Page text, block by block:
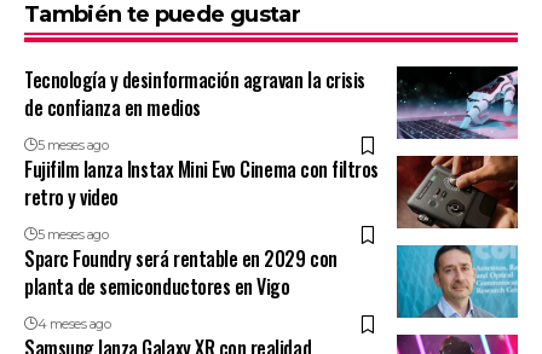
También te puede gustar
Tecnología y desinformación agravan la crisis
de confianza en medios
5 meses ago
Fujifilm lanza Instax Mini Evo Cinema con filtros
retro y video
5 meses ago
Sparc Foundry será rentable en 2029 con
planta de semiconductores en Vigo
4 meses ago